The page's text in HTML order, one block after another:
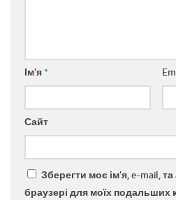
Ім'я*
Сайт
Зберегти моє ім'я, e-mail,
браузері для моїх подальших